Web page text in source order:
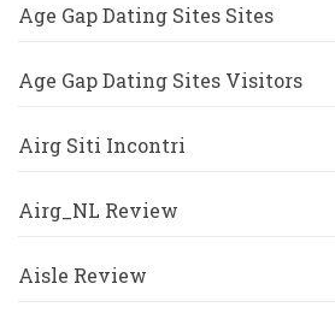
Age Gap Dating Sites Sites
Age Gap Dating Sites Visitors
Airg Siti Incontri
Airg_NL Review
Aisle Review